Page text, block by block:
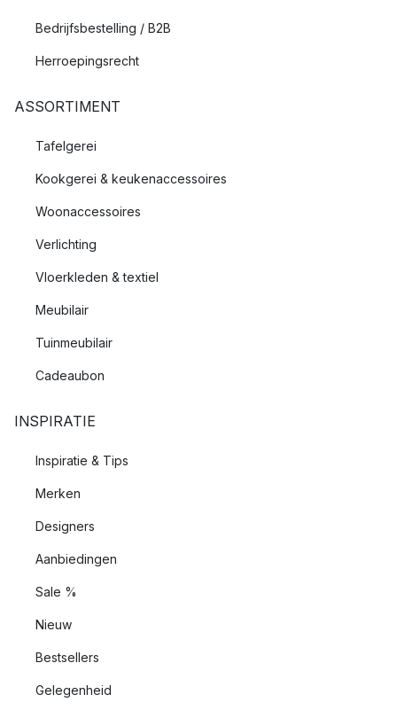
Bedrijfsbestelling / B2B
Herroepingsrecht
ASSORTIMENT
Tafelgerei
Kookgerei & keukenaccessoires
Woonaccessoires
Verlichting
Vloerkleden & textiel
Meubilair
Tuinmeubilair
Cadeaubon
INSPIRATIE
Inspiratie & Tips
Merken
Designers
Aanbiedingen
Sale %
Nieuw
Bestsellers
Gelegenheid